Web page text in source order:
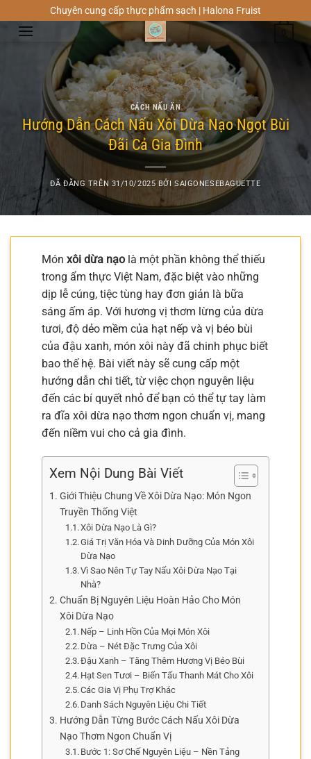
đến
Chuyên cung cấp thực phẩm sạch | Halona Fruist
CÁCH NẤU ĂN
Hướng Dẫn Cách Nấu Xôi Dừa Nạo Ngọt Bùi
Đãi Cả Gia Đình
ĐÃ ĐĂNG TRÊN 31/10/2025 BỞISAIGONESEBAGUETTE
Món xôi dừa nạo là một phần không thể thiếu
trong ẩm thực Việt Nam, đặc biệt vào những
dịp lễ cúng, tiệc tùng hay đơn giản là bữa
sáng ấm áp. Với hương vị thơm lừng của dừa
tươi, độ dẻo mềm của hạt nếp và vị béo bùi
của đậu xanh, món xôi này đã chinh phục biết
bao thế hệ. Bài viết này sẽ cung cấp một
hướng dẫn chi tiết, từ việc chọn nguyên liệu
đến các bí quyết nhỏ để bạn có thể tự tay làm
ra đĩa xôi dừa nạo thơm ngon chuẩn vị, mang
đến niềm vui cho cả gia đình.
Xem Nội Dung Bài Viết
Giới Thiệu Chung Về Xôi Dừa Nạo: Món Ngon
Truyền Thống Việt
Xôi Dừa Nạo Là Gì?
Giá Trị Văn Hóa Và Dinh Dưỡng Của Món Xôi
Dừa Nạo
Vì Sao Nên Tự Tay Nấu Xôi Dừa Nạo Tại
Nhà?
Chuẩn Bị Nguyên Liệu Hoàn Hảo Cho Món
Xôi Dừa Nạo
Nếp – Linh Hồn Của Mọi Món Xôi
Dừa – Nét Đặc Trưng Của Xôi
Đậu Xanh – Tăng Thêm Hương Vị Béo Bùi
Hạt Sen Tươi – Biến Tấu Thanh Mát Cho Xôi
Các Gia Vị Phụ Trợ Khác
Danh Sách Nguyên Liệu Chi Tiết
Hướng Dẫn Từng Bước Cách Nấu Xôi Dừa
Nạo Thơm Ngon Chuẩn Vị
Bước 1: Sơ Chế Nguyên Liệu – Nền Tảng